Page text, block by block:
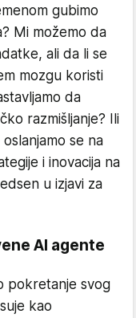
gubimo
Mi možemo da
ali da li se
mozgu koristi
da
razmišljanje? Ili
se na
i inovacija na
u izjavi za
AI agente
pokretanje svog
kao